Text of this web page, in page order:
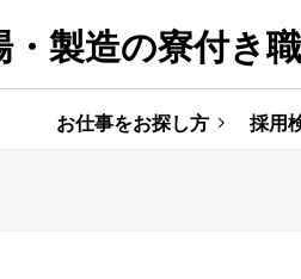
・製造の寮付き
お仕事をお探し方 採用